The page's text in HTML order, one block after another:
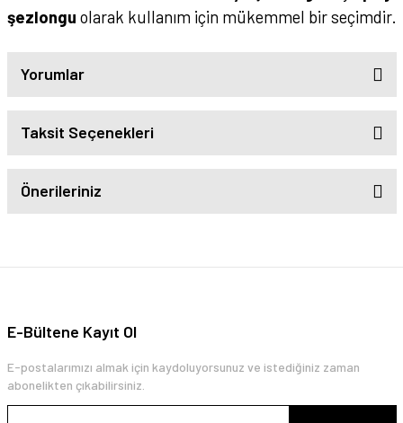
şezlongu olarak kullanım için mükemmel bir seçimdir.
Yorumlar
Taksit Seçenekleri
Önerileriniz
E-Bültene Kayıt Ol
E-postalarımızı almak için kaydoluyorsunuz ve istediğiniz zaman
abonelikten çıkabilirsiniz.